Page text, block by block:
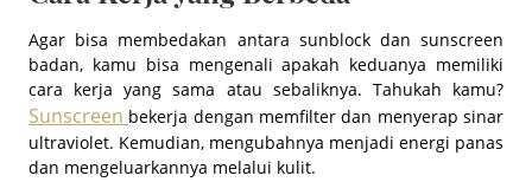
Agar bisa membedakan antara sunblock dan sunscreen
badan, kamu bisa mengenali apakah keduanya memiliki
cara kerja yang sama atau sebaliknya. Tahukah kamu?
Sunscreen bekerja dengan memfilter dan menyerap sinar
ultraviolet. Kemudian, mengubahnya menjadi energi panas
dan mengeluarkannya melalui kulit.